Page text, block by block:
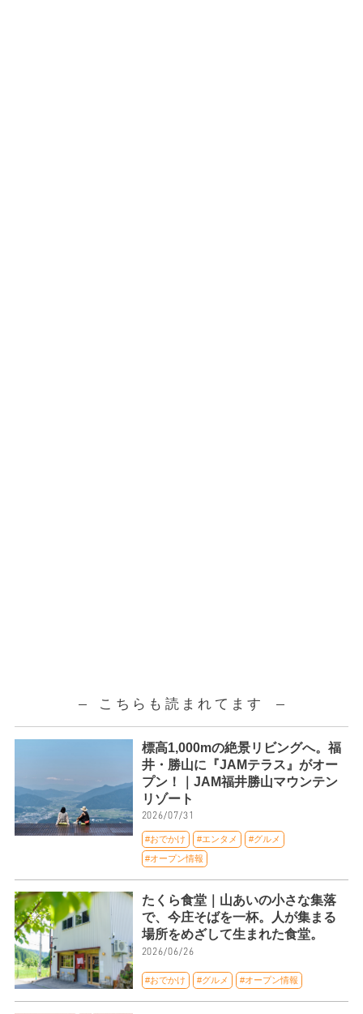
こちらも読まれてます
標高1,000mの絶景リビングへ。福
井・勝山に『JAMテラス』がオー
プン！｜JAM福井勝山マウンテン
リゾート
2026/07/31
#おでかけ #エンタメ #グルメ
#オープン情報
たくら食堂｜山あいの小さな集落
で、今庄そばを一杯。人が集まる
場所をめざして生まれた食堂。
2026/06/26
#おでかけ #グルメ #オープン情報